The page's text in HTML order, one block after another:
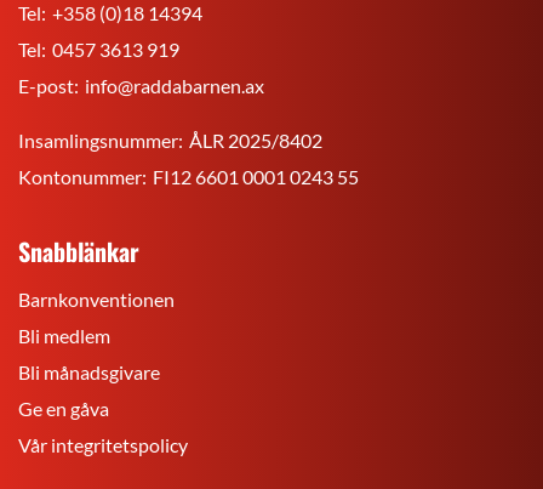
Tel: +358 (0)18 14394
Tel: 0457 3613 919
E-post: info@raddabarnen.ax
Insamlingsnummer: ÅLR 2025/8402
Kontonummer: FI12 6601 0001 0243 55
Snabblänkar
Barnkonventionen
Bli medlem
Bli månadsgivare
Ge en gåva
Vår integritetspolicy